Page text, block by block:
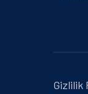
Gizlilik